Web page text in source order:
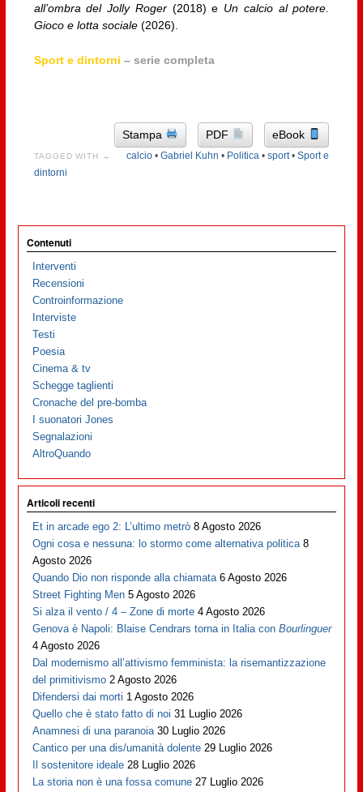
all’ombra del Jolly Roger(2018) e Un calcio al potere.
Gioco e lotta sociale(2026).
Sport e dintorni – serie completa
Stampa PDF eBook
TAGGED WITH → calcio •Gabriel Kuhn • Politica •sport•Sport e
dintorni
Contenuti
Interventi
Recensioni
Controinformazione
Interviste
Testi
Poesia
Cinema & tv
Schegge taglienti
Cronache del pre-bomba
I suonatori Jones
Segnalazioni
AltroQuando
Articoli recenti
Et in arcade ego 2: L’ultimo metrò 8 Agosto 2026
Ogni cosa e nessuna: lo stormo come alternativa politica 8
Agosto 2026
Quando Dio non risponde alla chiamata 6 Agosto 2026
Street Fighting Men 5 Agosto 2026
Si alza il vento / 4 – Zone di morte 4 Agosto 2026
Genova è Napoli: Blaise Cendrars torna in Italia conBourlinguer
4 Agosto 2026
Dal modernismo all’attivismo femminista: la risemantizzazione
del primitivismo 2 Agosto 2026
Difendersi dai morti 1 Agosto 2026
Quello che è stato fatto di noi 31 Luglio 2026
Anamnesi di una paranoia 30 Luglio 2026
Cantico per una dis/umanità dolente 29 Luglio 2026
Il sostenitore ideale 28 Luglio 2026
La storia non è una fossa comune 27 Luglio 2026